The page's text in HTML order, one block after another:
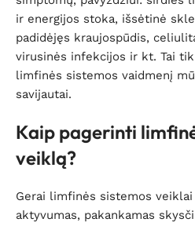
ir energijos stoka, išsėtinė
padidėjęs kraujospūdis,
virusinės infekcijos ir kt. Tai
limfinės sistemos vaidmenį
savijautai.
Kaip pagerinti
veiklą?
Gerai limfinės sistemos
aktyvumas, pakankamas